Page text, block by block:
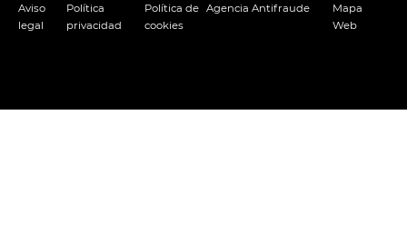
Aviso
legal
Política
privacidad
Política de
cookies
Agencia Antifraude
Mapa
Web